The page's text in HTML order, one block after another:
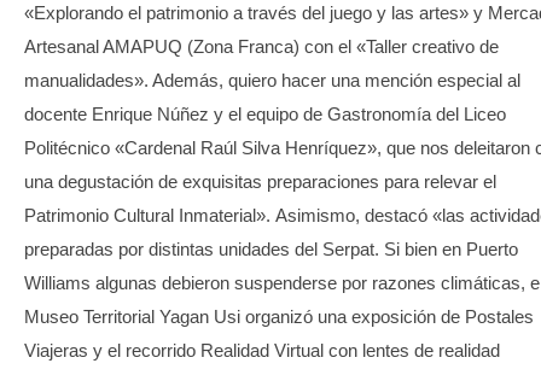
«Explorando el patrimonio a través del juego y las artes» y
Artesanal AMAPUQ (Zona Franca) con el «Taller creativo de
manualidades». Además, quiero hacer una mención especial al
docente Enrique Núñez y el equipo de Gastronomía del Liceo
Politécnico «Cardenal Raúl Silva Henríquez», que nos deleitaron
una degustación de exquisitas preparaciones para relevar el
Patrimonio Cultural Inmaterial». Asimismo, destacó «las
preparadas por distintas unidades del Serpat. Si bien en Puerto
Williams algunas debieron suspenderse por razones climáticas,
Museo Territorial Yagan Usi organizó una exposición de Postales
Viajeras y el recorrido Realidad Virtual con lentes de realidad